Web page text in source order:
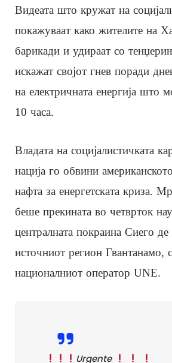
Видеата што кружат на
покажуваат како жителите на
барикади и удираат со
искажат својот гнев поради
на електричната енергија што
10 часа.
Владата на социјалистичката
нација го обвини
нафта за енергетската криза.
беше прекината во четврток
централната покраина Сиего
источниот регион Гвантанамо,
националниот оператор UNE.
Urgente